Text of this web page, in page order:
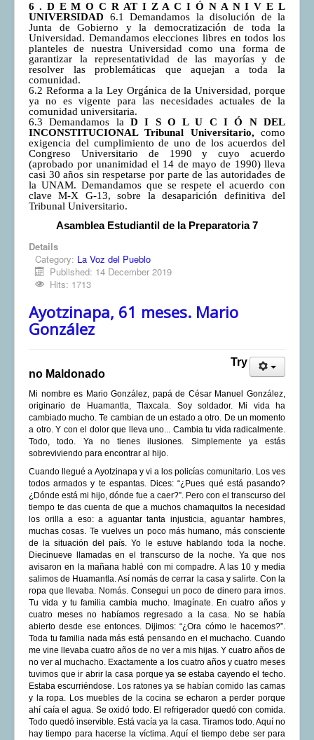
6 . D E M O C R AT I Z A C I Ó N A N I V E L
UNIVERSIDAD 6.1 Demandamos la disolución de la
Junta de Gobierno y la democratización de toda la
Universidad. Demandamos elecciones libres en todos los
planteles de nuestra Universidad como una forma de
garantizar la representatividad de las mayorías y de
resolver las problemáticas que aquejan a toda la
comunidad.
6.2 Reforma a la Ley Orgánica de la Universidad, porque
ya no es vigente para las necesidades actuales de la
comunidad universitaria.
6.3 Demandamos la D I S O L U C I Ó N DEL
INCONSTITUCIONAL Tribunal Universitario, como
exigencia del cumplimiento de uno de los acuerdos del
Congreso Universitario de 1990 y cuyo acuerdo
(aprobado por unanimidad el 14 de mayo de 1990) lleva
casi 30 años sin respetarse por parte de las autoridades de
la UNAM. Demandamos que se respete el acuerdo con
clave M-X G-13, sobre la desaparición definitiva del
Tribunal Universitario.
Asamblea Estudiantil de la Preparatoria 7
Details
Category: La Voz del Pueblo
Published: 14 December 2019
Hits: 1713
Ayotzinapa, 61 meses. Mario
González
Try
no Maldonado
Mi nombre es Mario González, papá de César Manuel González,
originario de Huamantla, Tlaxcala. Soy soldador. Mi vida ha
cambiado mucho. Te cambian de un estado a otro. De un momento
a otro. Y con el dolor que lleva uno... Cambia tu vida radicalmente.
Todo, todo. Ya no tienes ilusiones. Simplemente ya estás
sobreviviendo para encontrar al hijo.
Cuando llegué a Ayotzinapa y vi a los policías comunitario. Los ves
todos armados y te espantas. Dices: “¿Pues qué está pasando?
¿Dónde está mi hijo, dónde fue a caer?”. Pero con el transcurso del
tiempo te das cuenta de que a muchos chamaquitos la necesidad
los orilla a eso: a aguantar tanta injusticia, aguantar hambres,
muchas cosas. Te vuelves un poco más humano, más consciente
de la situación del país. Yo le estuve hablando toda la noche.
Diecinueve llamadas en el transcurso de la noche. Ya que nos
avisaron en la mañana hablé con mi compadre. A las 10 y media
salimos de Huamantla. Así nomás de cerrar la casa y salirte. Con la
ropa que llevaba. Nomás. Conseguí un poco de dinero para irnos.
Tu vida y tu familia cambia mucho. Imagínate. En cuatro años y
cuatro meses no habíamos regresado a la casa. No se había
abierto desde ese entonces. Dijimos: “¿Ora cómo le hacemos?”.
Toda tu familia nada más está pensando en el muchacho. Cuando
me vine llevaba cuatro años de no ver a mis hijas. Y cuatro años de
no ver al muchacho. Exactamente a los cuatro años y cuatro meses
tuvimos que ir abrir la casa porque ya se estaba cayendo el techo.
Estaba escurriéndose. Los ratones ya se habían comido las camas
y la ropa. Los muebles de la cocina se echaron a perder porque
ahí caía el agua. Se oxidó todo. El refrigerador quedó con comida.
Todo quedó inservible. Está vacía ya la casa. Tiramos todo. Aquí no
hay tiempo para hacerse la víctima. Aquí el tiempo debe ser para